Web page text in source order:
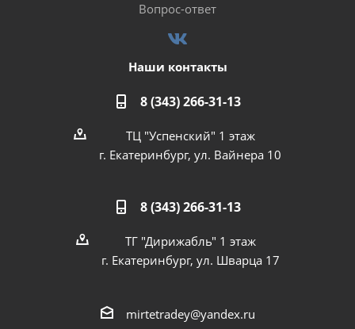
Вопрос-ответ
Наши контакты
8 (343) 266-31-13
ТЦ "Успенский" 1 этаж
г. Екатеринбург, ул. Вайнера 10
8 (343) 266-31-13
ТГ "Дирижабль" 1 этаж
г. Екатеринбург, ул. Шварца 17
mirtetradey@yandex.ru